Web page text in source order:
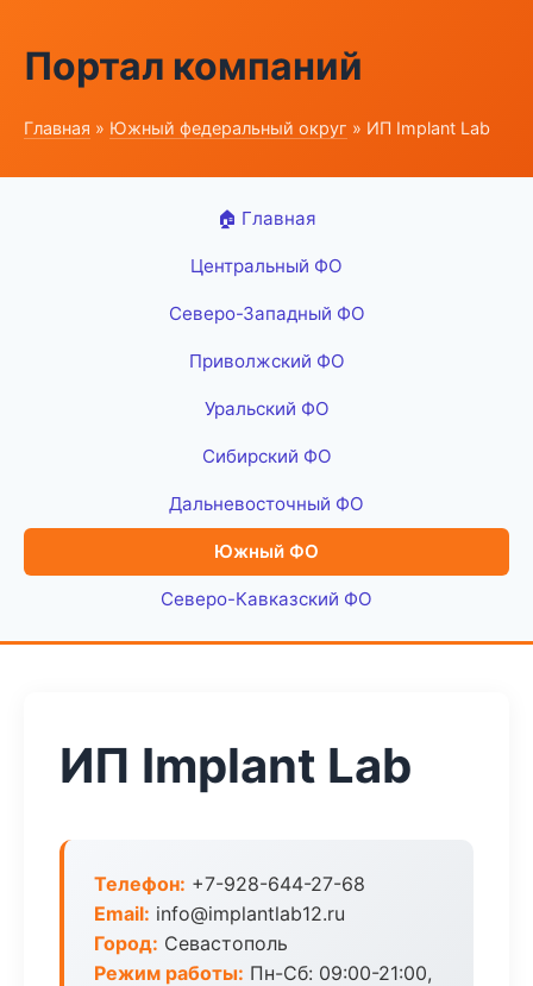
Портал компаний
Главная » Южный федеральный округ » ИП Implant Lab
🏠 Главная
Центральный ФО
Северо-Западный ФО
Приволжский ФО
Уральский ФО
Сибирский ФО
Дальневосточный ФО
Южный ФО
Северо-Кавказский ФО
ИП Implant Lab
Телефон: +7-928-644-27-68
Email: info@implantlab12.ru
Город: Севастополь
Режим работы: Пн-Сб: 09:00-21:00,